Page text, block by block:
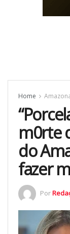
Home
m0rte
do
fazer
Por